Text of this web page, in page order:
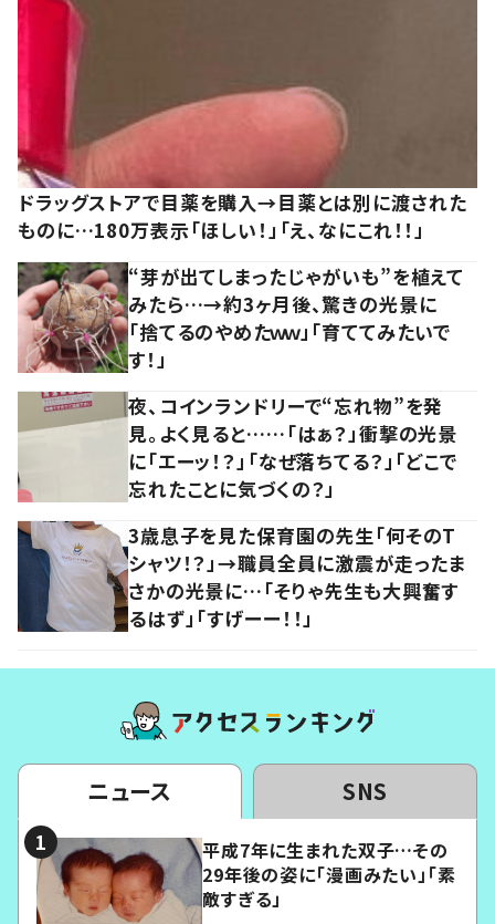
ドラッグストアで目薬を購入→目薬とは別に渡された
ものに…180万表示「ほしい！」「え、なにこれ！！」
“芽が出てしまったじゃがいも”を植えて
みたら…→約3ヶ月後、驚きの光景に
「捨てるのやめたｗｗ」「育ててみたいで
す！」
夜、コインランドリーで“忘れ物”を発
見。よく見ると……「はぁ？」衝撃の光景
に「エーッ！？」「なぜ落ちてる？」「どこで
忘れたことに気づくの？」
3歳息子を見た保育園の先生「何そのT
シャツ！？」→職員全員に激震が走ったま
さかの光景に…「そりゃ先生も大興奮す
るはず」「すげーー！！」
ニュース SNS
平成7年に生まれた双子…その
29年後の姿に「漫画みたい」「素
敵すぎる」